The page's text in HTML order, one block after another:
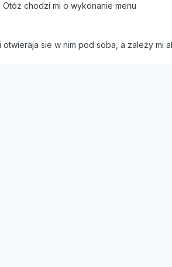
chodzi mi o wykonanie menu
sie w nim pod soba, a zależy mi